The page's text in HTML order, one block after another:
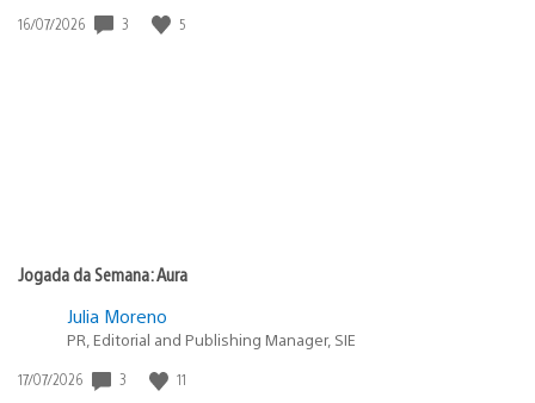
Data
16/07/2026 3 5
Jogada da Semana: Aura
Julia Moreno
PR, Editorial and Publishing Manager, SIE
Data
17/07/2026 3 11